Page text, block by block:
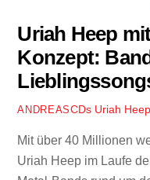
Uriah Heep
Konzept:
ANDREASCDs Uriah Heep
Mit über 40 Millionen
Uriah Heep im Laufe